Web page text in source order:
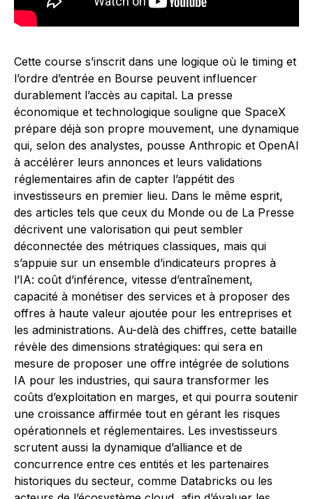
Cette course s’inscrit dans une logique où le timing et
l’ordre d’entrée en Bourse peuvent influencer
durablement l’accès au capital. La presse
économique et technologique souligne que SpaceX
prépare déjà son propre mouvement, une dynamique
qui, selon des analystes, pousse Anthropic et OpenAI
à accélérer leurs annonces et leurs validations
réglementaires afin de capter l’appétit des
investisseurs en premier lieu. Dans le même esprit,
des articles tels que ceux du Monde ou de La Presse
décrivent une valorisation qui peut sembler
déconnectée des métriques classiques, mais qui
s’appuie sur un ensemble d’indicateurs propres à
l’IA: coût d’inférence, vitesse d’entraînement,
capacité à monétiser des services et à proposer des
offres à haute valeur ajoutée pour les entreprises et
les administrations. Au-delà des chiffres, cette bataille
révèle des dimensions stratégiques: qui sera en
mesure de proposer une offre intégrée de solutions
IA pour les industries, qui saura transformer les
coûts d’exploitation en marges, et qui pourra soutenir
une croissance affirmée tout en gérant les risques
opérationnels et réglementaires. Les investisseurs
scrutent aussi la dynamique d’alliance et de
concurrence entre ces entités et les partenaires
historiques du secteur, comme Databricks ou les